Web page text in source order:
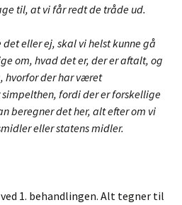
til, at vi får redt de tråde ud.
det eller ej, skal vi helst kunne gå
om, hvad det er, der er aftalt, og
hvorfor der har været
fordi der er forskellige
beregner det her, alt efter om vi
eller statens midler.
1. behandlingen. Alt tegner til